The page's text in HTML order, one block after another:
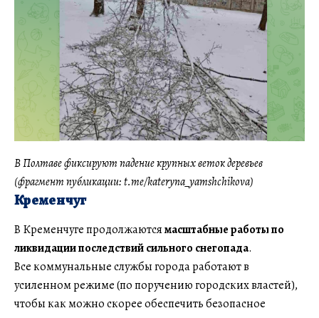
В Полтаве фиксируют падение крупных веток деревьев
(фрагмент публикации: t.me/kateryna_yamshchikova)
Кременчуг
В Кременчуге продолжаютсямасштабные работы по
ликвидации последствий сильного снегопада.
Все коммунальные службы города работают в
усиленном режиме (по поручению городских властей),
чтобы как можно скорее обеспечить безопасное